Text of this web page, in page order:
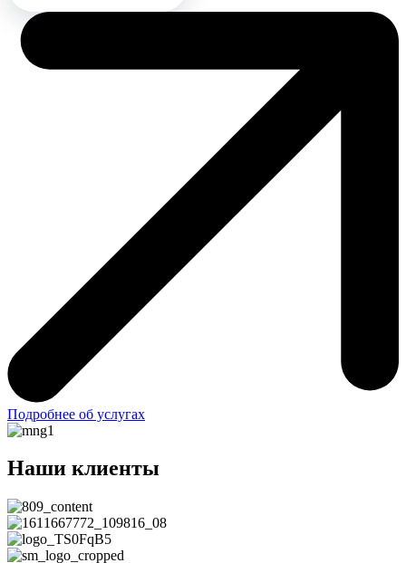
Подробнее об услугах
Наши клиенты